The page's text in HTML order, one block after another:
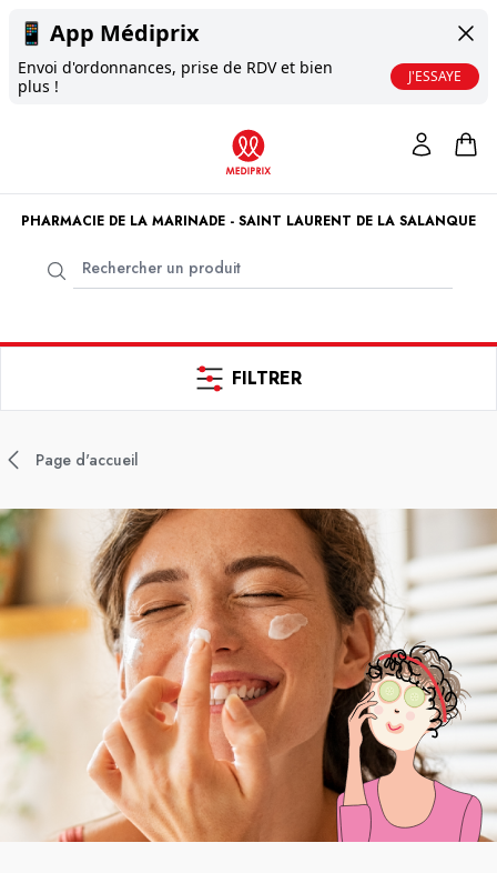
📱 App Médiprix
Envoi d'ordonnances, prise de RDV et bien
plus !
J'ESSAYE
PHARMACIE DE LA MARINADE - SAINT LAURENT DE LA SALANQUE
FILTRER
Page d'accueil